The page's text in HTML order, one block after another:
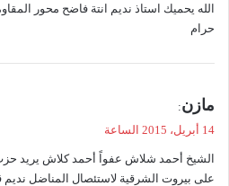
ل
الله يحميك استاذ نديم انتة فاضح محور
حرام
ل
مازن:
14 أبريل، 2015 الساعة
الشيخ أحمد شلاش عفواً أحمد كلاش يريد
على بيروت الشرقية لاستئصال المناضل نديم